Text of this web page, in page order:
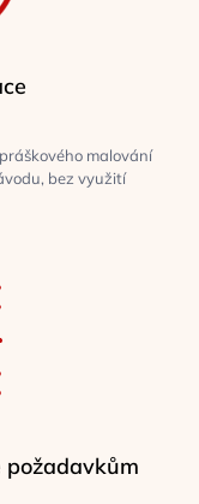
malování
bez využití
požadavkům